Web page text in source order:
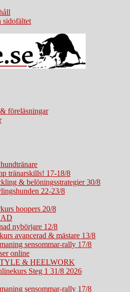
sidofältet
föreläsningar
tränarskills! 17-18/8
& belöningsstrategier 30/8
22-23/8
hoopers 20/8
nybörjare 12/8
avancerad & mästare 13/8
sensommar-rally 17/8
online
& HEELWORK
Steg 1 31/8 2026
sensommar-rally 17/8